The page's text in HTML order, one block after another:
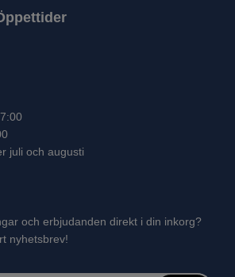
juli och augusti
och erbjudanden direkt i din inkorg?
nyhetsbrev!